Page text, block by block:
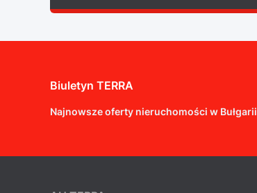
Biuletyn TERRA
Najnowsze oferty nieruchomości w Bułgarii